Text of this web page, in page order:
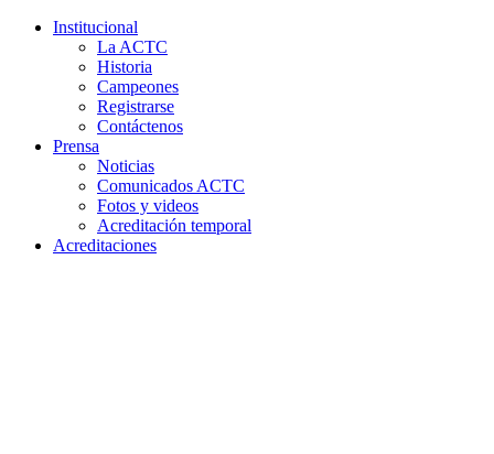
Institucional
La ACTC
Historia
Campeones
Registrarse
Contáctenos
Prensa
Noticias
Comunicados ACTC
Fotos y videos
Acreditación temporal
Acreditaciones